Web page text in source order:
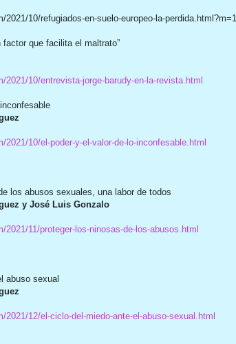
2021/10/refugiados-en-suelo-europeo-la-perdida.html?m=1
que facilita el maltrato”
2021/10/entrevista-jorge-barudy-en-la-revista.html
2021/10/el-poder-y-el-valor-de-lo-inconfesable.html
los abusos sexuales, una labor de todos
y José Luis Gonzalo
2021/11/proteger-los-ninosas-de-los-abusos.html
abuso sexual
2021/12/el-ciclo-del-miedo-ante-el-abuso-sexual.html